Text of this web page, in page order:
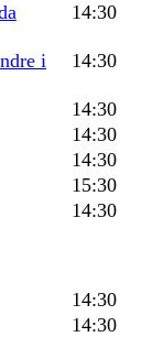
14:30
i
14:30
14:30
14:30
14:30
15:30
14:30
14:30
14:30